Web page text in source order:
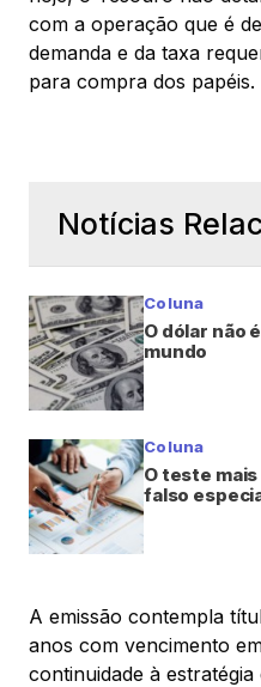
com a operação que é
demanda e da taxa
para compra dos papéis.
Notícias
Coluna
O dólar não
mundo
Coluna
O teste
falso
A emissão contempla
anos com vencimento
continuidade à